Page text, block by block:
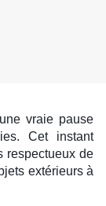
vraie pause
Cet instant
respectueux de
extérieurs à